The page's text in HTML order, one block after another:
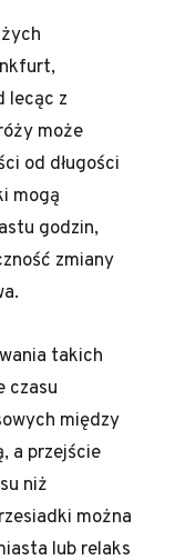
lecąc z
może
od długości
mogą
godzin,
zmiany
takich
czasu
między
a przejście
niż
można
lub relaks